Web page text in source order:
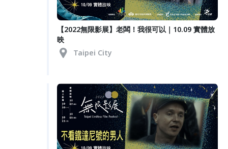
【2022無限影展】老闆！我很可以｜10.09 實體放
映
Taipei City